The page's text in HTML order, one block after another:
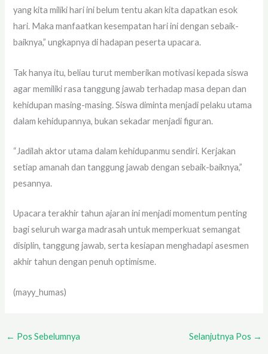
yang kita miliki hari ini belum tentu akan kita dapatkan esok
hari. Maka manfaatkan kesempatan hari ini dengan sebaik-
baiknya,” ungkapnya di hadapan peserta upacara.
Tak hanya itu, beliau turut memberikan motivasi kepada siswa
agar memiliki rasa tanggung jawab terhadap masa depan dan
kehidupan masing-masing. Siswa diminta menjadi pelaku utama
dalam kehidupannya, bukan sekadar menjadi figuran.
“Jadilah aktor utama dalam kehidupanmu sendiri. Kerjakan
setiap amanah dan tanggung jawab dengan sebaik-baiknya,”
pesannya.
Upacara terakhir tahun ajaran ini menjadi momentum penting
bagi seluruh warga madrasah untuk memperkuat semangat
disiplin, tanggung jawab, serta kesiapan menghadapi asesmen
akhir tahun dengan penuh optimisme.
(mayy_humas)
← Pos Sebelumnya Selanjutnya Pos →